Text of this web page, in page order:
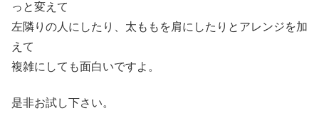
っと変えて
左隣りの人にしたり、太ももを肩にしたりとアレンジを加
えて
複雑にしても面白いですよ。
是非お試し下さい。